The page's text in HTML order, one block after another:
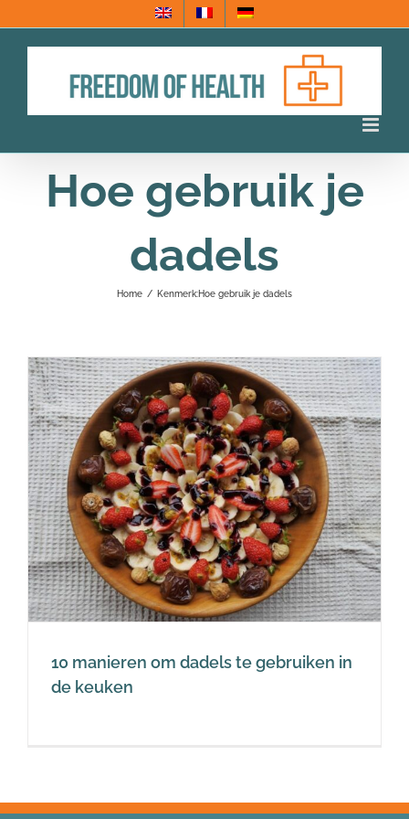
naar
Hoe gebruik je
dadels
Home / Kenmerk:Hoe gebruik je dadels
10 manieren om dadels te gebruiken in
de keuken